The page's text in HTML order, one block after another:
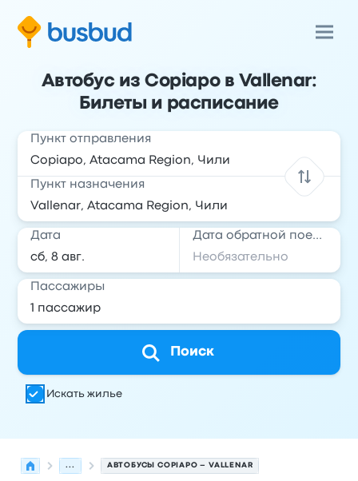
Автобус из Copiapo в Vallenar:
Билеты и расписание
Пункт отправления
Пункт назначения
Дата Дата обратной поездки
Пассажиры
Поиск
Искать жилье
... АВТОБУСЫ COPIAPO – VALLENAR